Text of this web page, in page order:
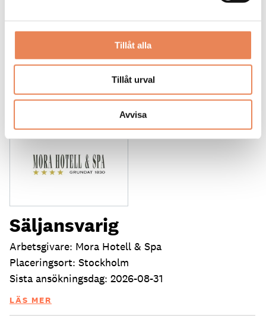
Tillåt alla
Tillåt urval
Avvisa
DAGAR KVAR:
20
Säljansvarig
Arbetsgivare: Mora Hotell & Spa
Placeringsort: Stockholm
Sista ansökningsdag: 2026-08-31
LÄS MER